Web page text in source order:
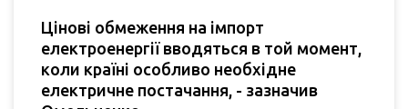
Цінові обмеження на імпорт
електроенергії вводяться в той момент,
коли країні особливо необхідне
електричне постачання, - зазначив